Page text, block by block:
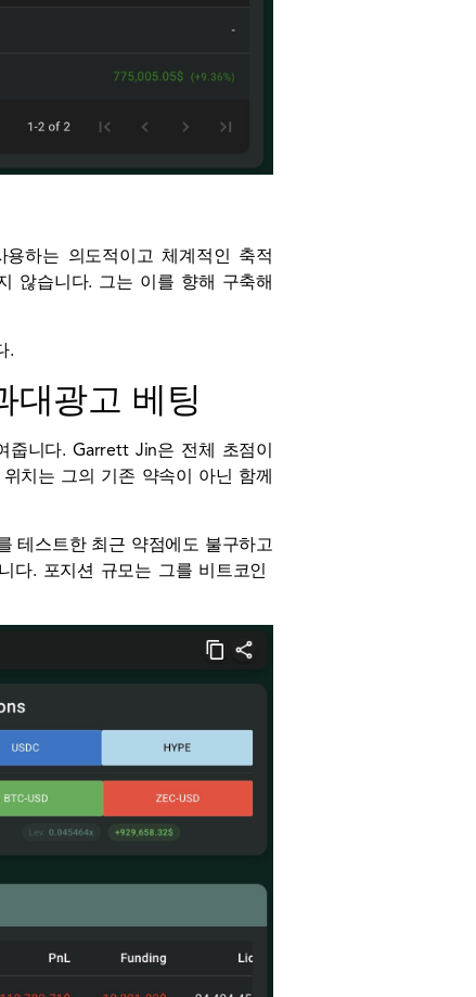
하는 의도적이고 체계적인 축적
않습니다. 그는 이를 향해 구축해
.
대광고 베팅
니다. Garrett Jin은 전체 초점이
치는 그의 기존 약속이 아닌 함께
테스트한 최근 약점에도 불구하고
다. 포지션 규모는 그를 비트코인